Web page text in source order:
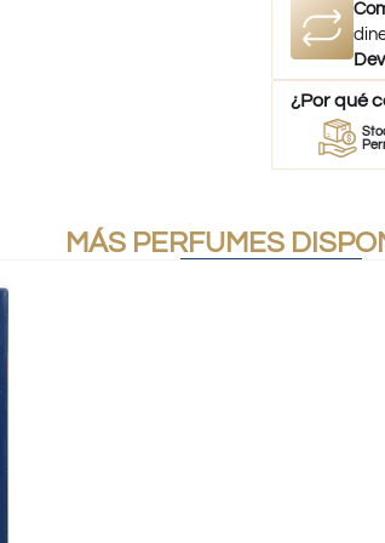
¿Por qué
Stock
Permanente
MÁS PERFUMES